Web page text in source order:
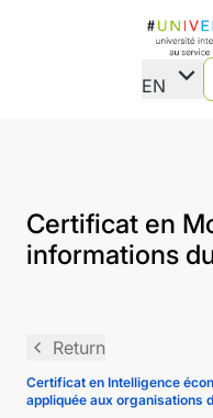
EN expand_more
Certificat en
informations
navigate_before Return
Certificat en Intelligence
appliquée aux organisations